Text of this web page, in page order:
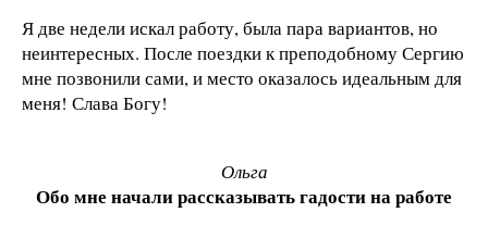
Я две недели искал работу, была пара вариантов, но
неинтересных. После поездки к преподобному Сергию
мне позвонили сами, и место оказалось идеальным для
меня! Слава Богу!
Ольга
Обо мне начали рассказывать гадости на работе